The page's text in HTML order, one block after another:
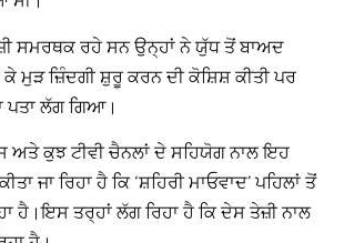
ਸਮਰਥਕ ਰਹੇ ਸਨ ਉਨ੍ਹਾਂ ਨੇ ਯੁੱਧ ਤੋਂ ਬਾਅਦ
ਮੁੜ ਜ਼ਿੰਦਗੀ ਸ਼ੁਰੂ ਕਰਨ ਦੀ ਕੋਸ਼ਿਸ਼ ਕੀਤੀ ਪਰ
ਪਤਾ ਲੱਗ ਗਿਆ।
ਅਤੇ ਕੁਝ ਟੀਵੀ ਚੈਨਲਾਂ ਦੇ ਸਹਿਯੋਗ ਨਾਲ ਇਹ
ਜਾ ਰਿਹਾ ਹੈ ਕਿ ‘ਸ਼ਹਿਰੀ ਮਾਓਵਾਦ’ ਪਹਿਲਾਂ ਤੋਂ
ਹੈ।ਇਸ ਤਰ੍ਹਾਂ ਲੱਗ ਰਿਹਾ ਹੈ ਕਿ ਦੇਸ ਤੇਜ਼ੀ ਨਾਲ